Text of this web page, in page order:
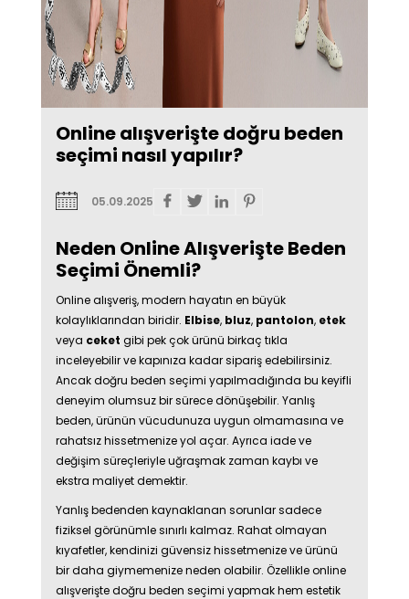
Online alışverişte doğru beden
seçimi nasıl yapılır?
05.09.2025
Neden Online Alışverişte Beden
Seçimi Önemli?
Online alışveriş, modern hayatın en büyük
kolaylıklarından biridir. Elbise, bluz, pantolon, etek
veya ceketgibi pek çok ürünü birkaç tıkla
inceleyebilir ve kapınıza kadar sipariş edebilirsiniz.
Ancak doğru beden seçimi yapılmadığında bu keyifli
deneyim olumsuz bir sürece dönüşebilir. Yanlış
beden, ürünün vücudunuza uygun olmamasına ve
rahatsız hissetmenize yol açar. Ayrıca iade ve
değişim süreçleriyle uğraşmak zaman kaybı ve
ekstra maliyet demektir.
Yanlış bedenden kaynaklanan sorunlar sadece
fiziksel görünümle sınırlı kalmaz. Rahat olmayan
kıyafetler, kendinizi güvensiz hissetmenize ve ürünü
bir daha giymemenize neden olabilir. Özellikle online
alışverişte doğru beden seçimi yapmak hem estetik